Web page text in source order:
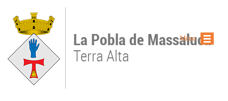
La Pobla de Massaluca
Terra Alta
Menu